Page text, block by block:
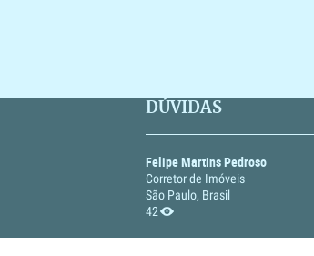
DÚVIDAS
Felipe Martins Pedroso
Corretor de Imóveis
São Paulo, Brasil
42